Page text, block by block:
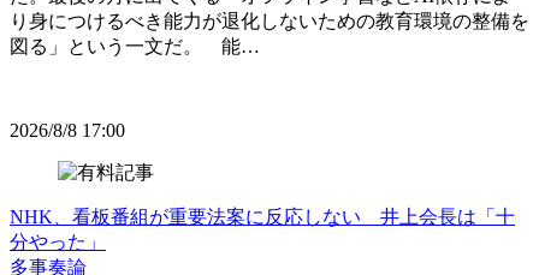
り身につけるべき能力が退化しないための教育環境の整備を
図る」という一文だ。 能…
2026/8/8 17:00
NHK、看板番組が重要法案に反応しない 井上会長は「十
分やった」
多事奏論